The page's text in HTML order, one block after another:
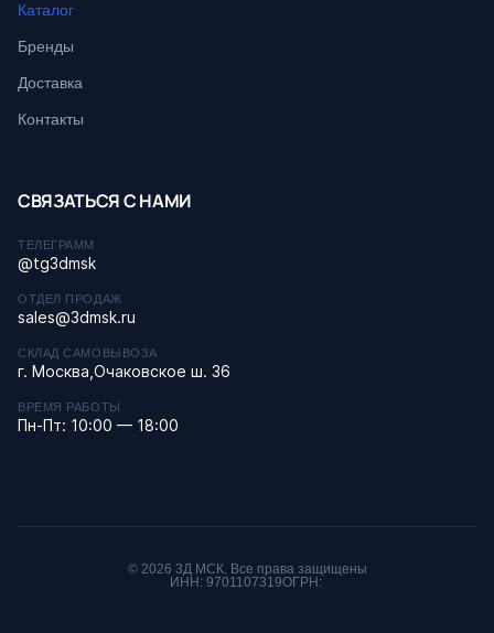
Каталог
Бренды
Доставка
Контакты
СВЯЗАТЬСЯ С НАМИ
ТЕЛЕГРАММ
@tg3dmsk
ОТДЕЛ ПРОДАЖ
sales@3dmsk.ru
СКЛАД САМОВЫВОЗА
г. Москва,Очаковское ш. 36
ВРЕМЯ РАБОТЫ
Пн-Пт: 10:00 — 18:00
© 2026 3Д МСК. Все права защищены
ИНН: 9701107319ОГРН: